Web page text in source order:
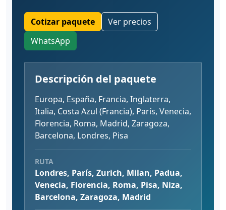
Cotizar paquete
Ver precios
WhatsApp
Descripción del paquete
Europa, España, Francia, Inglaterra,
Italia, Costa Azul (Francia), París, Venecia,
Florencia, Roma, Madrid, Zaragoza,
Barcelona, Londres, Pisa
RUTA
Londres, París, Zurich, Milan, Padua,
Venecia, Florencia, Roma, Pisa, Niza,
Barcelona, Zaragoza, Madrid